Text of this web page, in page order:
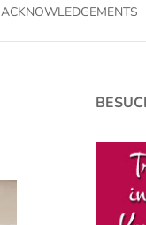
ACKNOWLEDGEMENTS